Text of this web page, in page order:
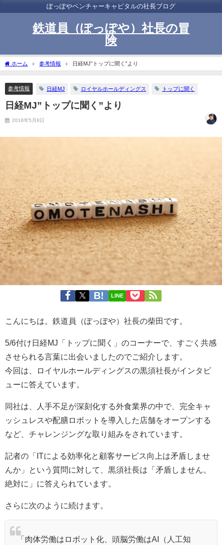
ぽっぽやベンチャーキャピタルの社長ブログ
鉄道員（ぽっぽや）社長の冒
険
ホーム 参考情報 日経MJ”トップに聞く”より
参考情報 日経MJ ロイヤルホールディングス トップに聞く
日経MJ”トップに聞く”より
2018年5月8日
LINE
こんにちは。鉄道員（ぽっぽや）社長の柴田です。
5/6付け日経MJ「トップに聞く」のコーナーで、すごく共感
させられる言葉に出会いましたのでご紹介します。
今回は、ロイヤルホールディングスの黒須社長がインタビ
ューに答えています。
同社は、人手不足が深刻化する外食業界の中で、完全キャ
ッシュレスや配膳ロボットを導入した店舗をオープンする
など、チャレンジングな取り組みをされています。
記者の「ITによる効率化と顧客サービス向上は矛盾しませ
んか」という質問に対して、黒須社長は「矛盾しません。
絶対に」に答えられています。
さらに次のように続けます。
「肉体労働はロボット化、頭脳労働はAI（人工知